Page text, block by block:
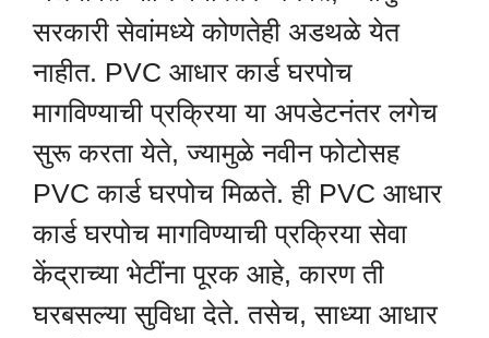
सरकारी सेवांमध्ये कोणतेही अडथळे येत
नाहीत. PVC आधार कार्ड घरपोच
मागविण्याची प्रक्रिया या अपडेटनंतर लगेच
सुरू करता येते, ज्यामुळे नवीन फोटोसह
PVC कार्ड घरपोच मिळते. ही PVC आधार
कार्ड घरपोच मागविण्याची प्रक्रिया सेवा
केंद्राच्या भेटींना पूरक आहे, कारण ती
घरबसल्या सुविधा देते. तसेच, साध्या आधार